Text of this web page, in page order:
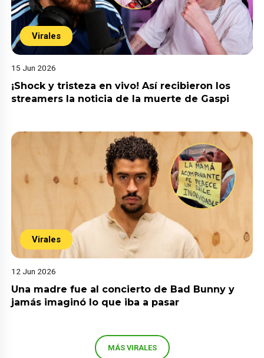
Virales
15 Jun 2026
¡Shock y tristeza en vivo! Así recibieron los
streamers la noticia de la muerte de Gaspi
Virales
12 Jun 2026
Una madre fue al concierto de Bad Bunny y
jamás imaginó lo que iba a pasar
MÁS VIRALES